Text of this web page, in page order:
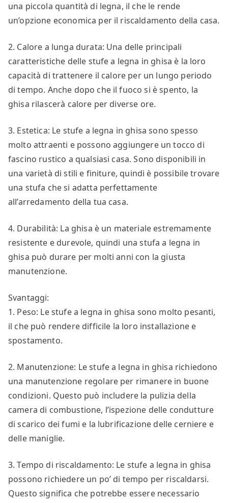
una piccola quantità di legna, il che le rende
un’opzione economica per il riscaldamento della casa.
2. Calore a lunga durata: Una delle principali
caratteristiche delle stufe a legna in ghisa è la loro
capacità di trattenere il calore per un lungo periodo
di tempo. Anche dopo che il fuoco si è spento, la
ghisa rilascerà calore per diverse ore.
3. Estetica: Le stufe a legna in ghisa sono spesso
molto attraenti e possono aggiungere un tocco di
fascino rustico a qualsiasi casa. Sono disponibili in
una varietà di stili e finiture, quindi è possibile trovare
una stufa che si adatta perfettamente
all’arredamento della tua casa.
4. Durabilità: La ghisa è un materiale estremamente
resistente e durevole, quindi una stufa a legna in
ghisa può durare per molti anni con la giusta
manutenzione.
Svantaggi:
1. Peso: Le stufe a legna in ghisa sono molto pesanti,
il che può rendere difficile la loro installazione e
spostamento.
2. Manutenzione: Le stufe a legna in ghisa richiedono
una manutenzione regolare per rimanere in buone
condizioni. Questo può includere la pulizia della
camera di combustione, l’ispezione delle condutture
di scarico dei fumi e la lubrificazione delle cerniere e
delle maniglie.
3. Tempo di riscaldamento: Le stufe a legna in ghisa
possono richiedere un po’ di tempo per riscaldarsi.
Questo significa che potrebbe essere necessario